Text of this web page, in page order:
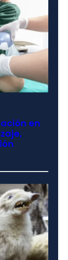
en